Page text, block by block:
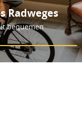
Radweges
bequemen